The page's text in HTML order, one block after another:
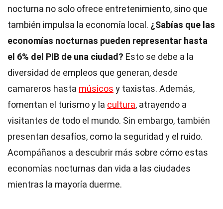
nocturna no solo ofrece entretenimiento, sino que
también impulsa la economía local. ¿Sabías que las
economías nocturnas pueden representar hasta
el 6% del PIB de una ciudad? Esto se debe a la
diversidad de empleos que generan, desde
camareros hasta músicos y taxistas. Además,
fomentan el turismo y la cultura, atrayendo a
visitantes de todo el mundo. Sin embargo, también
presentan desafíos, como la seguridad y el ruido.
Acompáñanos a descubrir más sobre cómo estas
economías nocturnas dan vida a las ciudades
mientras la mayoría duerme.